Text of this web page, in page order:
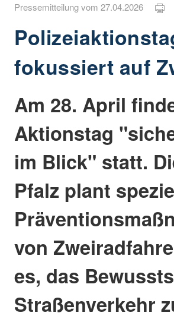
Pressemitteilung vom 27.04.2026
fokussiert auf
Am 28. April
Aktionstag
im Blick" statt.
Pfalz plant
von
es, das
Straßenverkehr